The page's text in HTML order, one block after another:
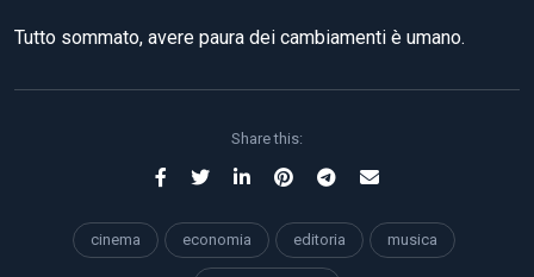
Tutto sommato, avere paura dei cambiamenti è umano.
Share this:
cinema economia editoria musica